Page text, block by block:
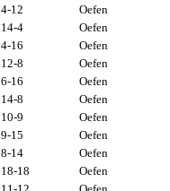
4-12 Oefen
14-4 Oefen
4-16 Oefen
12-8 Oefen
6-16 Oefen
14-8 Oefen
10-9 Oefen
9-15 Oefen
8-14 Oefen
18-18 Oefen